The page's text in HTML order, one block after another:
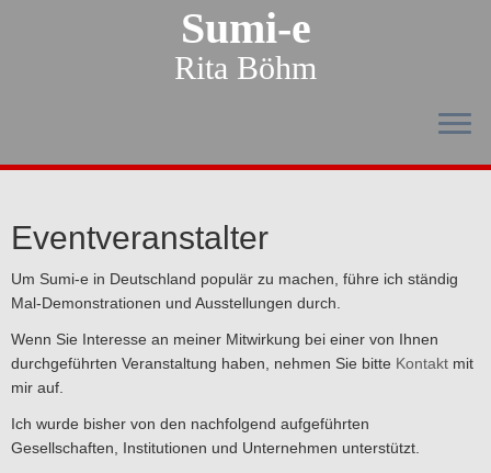
Sumi-e
Rita Böhm
Eventveranstalter
Um Sumi-e in Deutschland populär zu machen, führe ich ständig
Mal-Demonstrationen und Ausstellungen durch.
Wenn Sie Interesse an meiner Mitwirkung bei einer von Ihnen
durchgeführten Veranstaltung haben, nehmen Sie bitte Kontakt mit
mir auf.
Ich wurde bisher von den nachfolgend aufgeführten
Gesellschaften, Institutionen und Unternehmen unterstützt.